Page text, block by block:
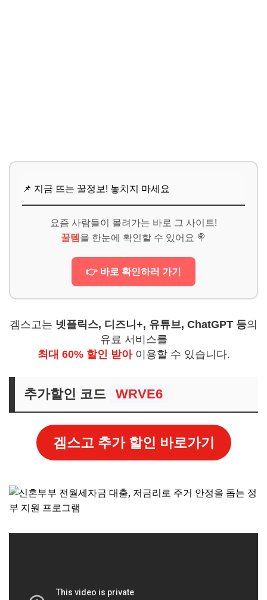
📌 지금 뜨는 꿀정보! 놓치지 마세요
요즘 사람들이 몰려가는 바로 그 사이트!
꿀템 을 한눈에 확인할 수 있어요 🍭
👉 바로 확인하러 가기
겜스고는 넷플릭스, 디즈니+, 유튜브, ChatGPT 등의
유료 서비스를
최대 60% 할인 받아이용할 수 있습니다.
추가할인 코드 WRVE6
겜스고 추가 할인 바로가기